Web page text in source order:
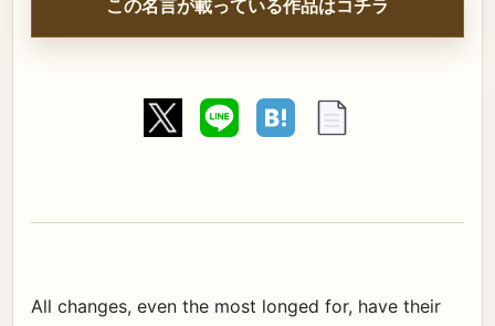
この名言が載っている作品はコチラ
All changes, even the most longed for, have their